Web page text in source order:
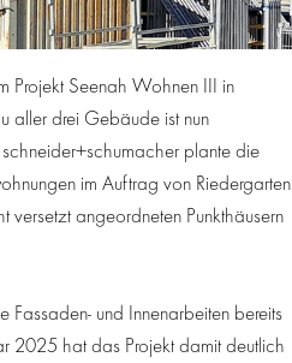
Projekt Seenah Wohnen III in
aller drei Gebäude ist nun
plante die
im Auftrag von Riedergarten
angeordneten Punkthäusern
Fassaden- und Innenarbeiten bereits
2025 hat das Projekt damit deutlich